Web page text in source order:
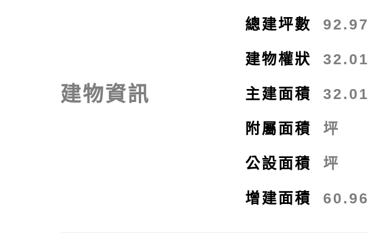
建物資訊
總建坪數 92.97
建物權狀 32.01
主建面積 32.01
附屬面積 坪
公設面積 坪
增建面積 60.96